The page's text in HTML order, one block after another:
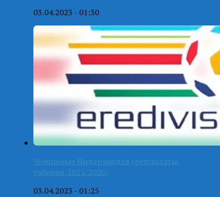
03.04.2023 - 01:30
Чемпионат Нидерландов (результаты,
таблица-2025/2026)
03.04.2023 - 01:25